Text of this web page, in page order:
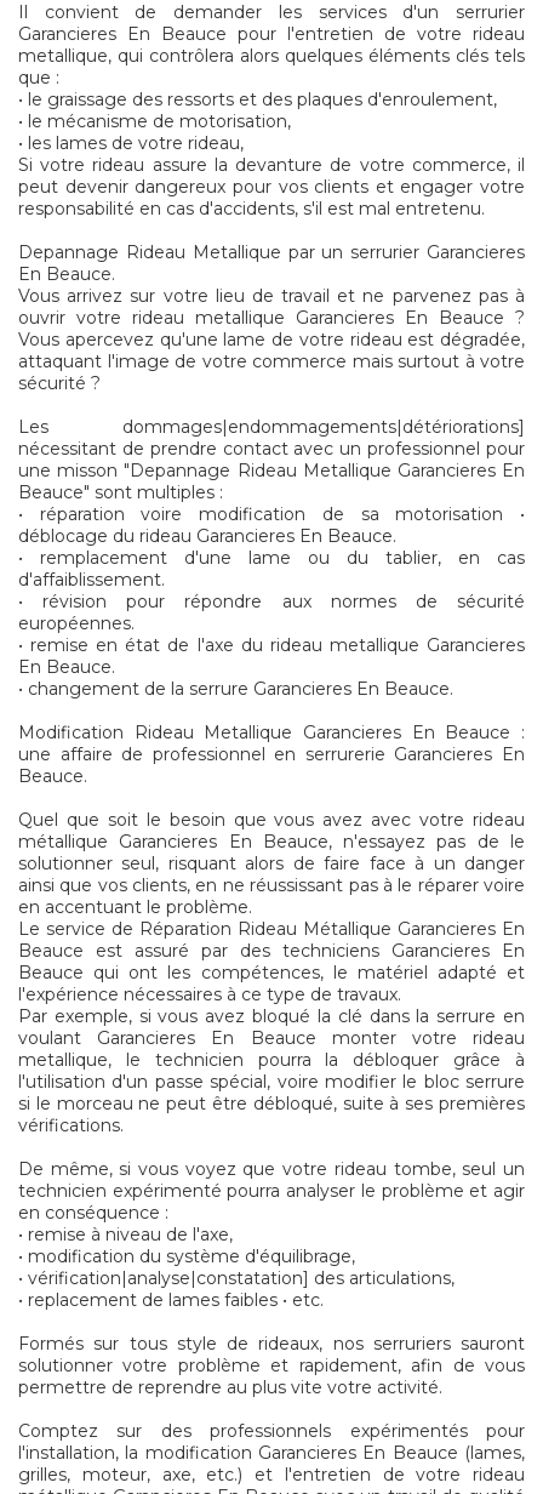
Il convient de demander les services d'un serrurier
Garancieres En Beauce pour l'entretien de votre rideau
metallique, qui contrôlera alors quelques éléments clés tels
que :
• le graissage des ressorts et des plaques d'enroulement,
• le mécanisme de motorisation,
• les lames de votre rideau,
Si votre rideau assure la devanture de votre commerce, il
peut devenir dangereux pour vos clients et engager votre
responsabilité en cas d'accidents, s'il est mal entretenu.
Depannage Rideau Metallique par un serrurier Garancieres
En Beauce.
Vous arrivez sur votre lieu de travail et ne parvenez pas à
ouvrir votre rideau metallique Garancieres En Beauce ?
Vous apercevez qu'une lame de votre rideau est dégradée,
attaquant l'image de votre commerce mais surtout à votre
sécurité ?
Les dommages|endommagements|détériorations]
nécessitant de prendre contact avec un professionnel pour
une misson "Depannage Rideau Metallique Garancieres En
Beauce" sont multiples :
• réparation voire modification de sa motorisation •
déblocage du rideau Garancieres En Beauce.
• remplacement d'une lame ou du tablier, en cas
d'affaiblissement.
• révision pour répondre aux normes de sécurité
européennes.
• remise en état de l'axe du rideau metallique Garancieres
En Beauce.
• changement de la serrure Garancieres En Beauce.
Modification Rideau Metallique Garancieres En Beauce :
une affaire de professionnel en serrurerie Garancieres En
Beauce.
Quel que soit le besoin que vous avez avec votre rideau
métallique Garancieres En Beauce, n'essayez pas de le
solutionner seul, risquant alors de faire face à un danger
ainsi que vos clients, en ne réussissant pas à le réparer voire
en accentuant le problème.
Le service de Réparation Rideau Métallique Garancieres En
Beauce est assuré par des techniciens Garancieres En
Beauce qui ont les compétences, le matériel adapté et
l'expérience nécessaires à ce type de travaux.
Par exemple, si vous avez bloqué la clé dans la serrure en
voulant Garancieres En Beauce monter votre rideau
metallique, le technicien pourra la débloquer grâce à
l'utilisation d'un passe spécial, voire modifier le bloc serrure
si le morceau ne peut être débloqué, suite à ses premières
vérifications.
De même, si vous voyez que votre rideau tombe, seul un
technicien expérimenté pourra analyser le problème et agir
en conséquence :
• remise à niveau de l'axe,
• modification du système d'équilibrage,
• vérification|analyse|constatation] des articulations,
• replacement de lames faibles • etc.
Formés sur tous style de rideaux, nos serruriers sauront
solutionner votre problème et rapidement, afin de vous
permettre de reprendre au plus vite votre activité.
Comptez sur des professionnels expérimentés pour
l'installation, la modification Garancieres En Beauce (lames,
grilles, moteur, axe, etc.) et l'entretien de votre rideau